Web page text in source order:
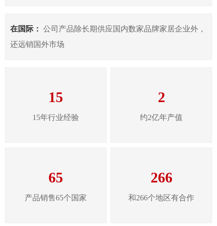
在国际： 公司产品除长期供应国内数家品牌家居企业外，
还远销国外市场
15
15年行业经验
2
约2亿年产值
65
产品销售65个国家
266
和266个地区有合作